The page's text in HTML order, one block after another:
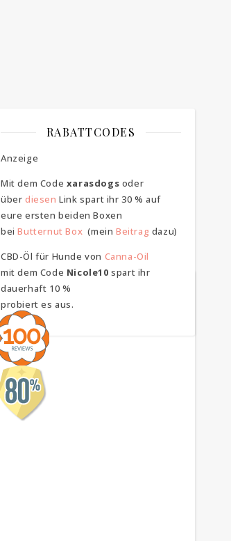
RABATTCODES
Anzeige
Mit dem Code xarasdogs oder
über diesen Link spart ihr 30 % auf
eure ersten beiden Boxen
beiButternut Box (meinBeitrag dazu)
CBD-Öl für Hunde von Canna-Oil
mit dem Code Nicole10 spart ihr
dauerhaft 10 %
probiert es aus.